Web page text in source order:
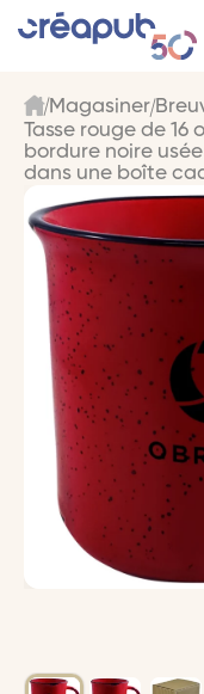
Magasiner
Tasse rouge de
bordure noire
dans une boîte